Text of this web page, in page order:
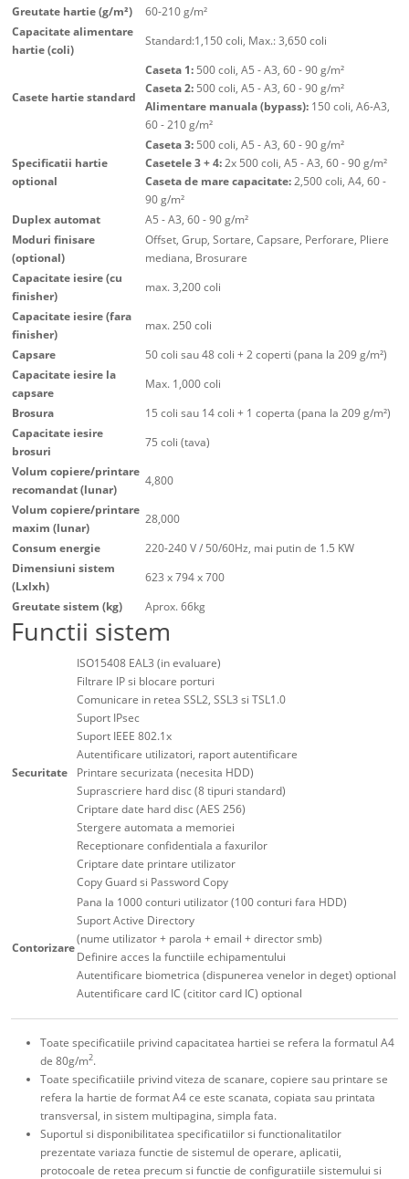
Greutate hartie (g/m²)
60-210 g/m²
Capacitate alimentare
hartie (coli)
Standard:1,150 coli, Max.: 3,650 coli
Casete hartie standard
Caseta 1: 500 coli, A5 - A3, 60 - 90 g/m²
Caseta 2: 500 coli, A5 - A3, 60 - 90 g/m²
Alimentare manuala (bypass): 150 coli, A6-A3,
60 - 210 g/m²
Specificatii hartie
optional
Caseta 3: 500 coli, A5 - A3, 60 - 90 g/m²
Casetele 3 + 4:2x 500 coli, A5 - A3, 60 - 90 g/m²
Caseta de mare capacitate:2,500 coli, A4, 60 -
90 g/m²
Duplex automat
A5 - A3, 60 - 90 g/m²
Moduri finisare
(optional)
Offset, Grup, Sortare, Capsare, Perforare, Pliere
mediana, Brosurare
Capacitate iesire (cu
finisher)
max. 3,200 coli
Capacitate iesire (fara
finisher)
max. 250 coli
Capsare
50 coli sau 48 coli + 2 coperti (pana la 209 g/m²)
Capacitate iesire la
capsare
Max. 1,000 coli
Brosura
15 coli sau 14 coli + 1 coperta (pana la 209 g/m²)
Capacitate iesire
brosuri
75 coli (tava)
Volum copiere/printare
recomandat (lunar)
4,800
Volum copiere/printare
maxim (lunar)
28,000
Consum energie
220-240 V / 50/60Hz, mai putin de 1.5 KW
Dimensiuni sistem
(Lxlxh)
623 x 794 x 700
Greutate sistem (kg)
Aprox. 66kg
Functii sistem
Securitate
ISO15408 EAL3 (in evaluare)
Filtrare IP si blocare porturi
Comunicare in retea SSL2, SSL3 si TSL1.0
Suport IPsec
Suport IEEE 802.1x
Autentificare utilizatori, raport autentificare
Printare securizata (necesita HDD)
Suprascriere hard disc (8 tipuri standard)
Criptare date hard disc (AES 256)
Stergere automata a memoriei
Receptionare confidentiala a faxurilor
Criptare date printare utilizator
Copy Guard si Password Copy
Contorizare
Pana la 1000 conturi utilizator (100 conturi fara HDD)
Suport Active Directory
(nume utilizator + parola + email + director smb)
Definire acces la functiile echipamentului
Autentificare biometrica (dispunerea venelor in deget) optional
Autentificare card IC (cititor card IC) optional
Toate specificatiile privind capacitatea hartiei se refera la formatul A4
de 80g/m2.
Toate specificatiile privind viteza de scanare, copiere sau printare se
refera la hartie de format A4 ce este scanata, copiata sau printata
transversal, in sistem multipagina, simpla fata.
Suportul si disponibilitatea specificatiilor si functionalitatilor
prezentate variaza functie de sistemul de operare, aplicatii,
protocoale de retea precum si functie de configuratiile sistemului si